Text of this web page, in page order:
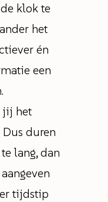
klok te
het
én
een
jij het
Dus duren
lang, dan
tijdstip